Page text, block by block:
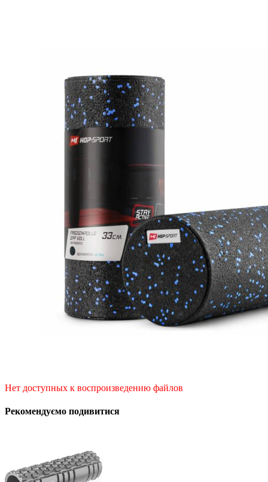
Нет доступных к воспроизведению файлов
Рекомендуємо подивитися